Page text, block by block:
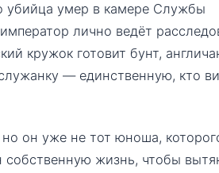
убийца умер в камере Службы
лично ведёт
кружок готовит бунт,
— единственную, кто
он уже не тот юноша,
собственную жизнь, чтобы